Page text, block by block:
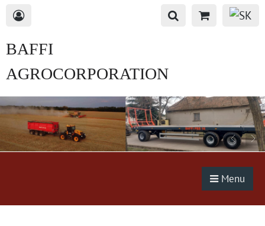
BAFFI
AGROCORPORATION
s.r.o.
Menu